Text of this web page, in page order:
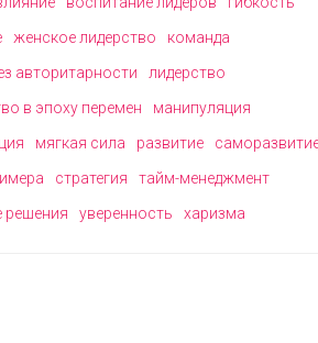
женское лидерство
команда
авторитарности
лидерство
в эпоху перемен
манипуляция
мягкая сила развитие
стратегия
тайм-менеджмент
решения
уверенность харизма